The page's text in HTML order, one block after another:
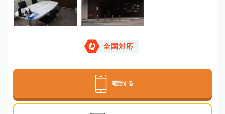
全国対応
電話する